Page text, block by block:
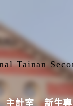
Tainan
主計室 新生